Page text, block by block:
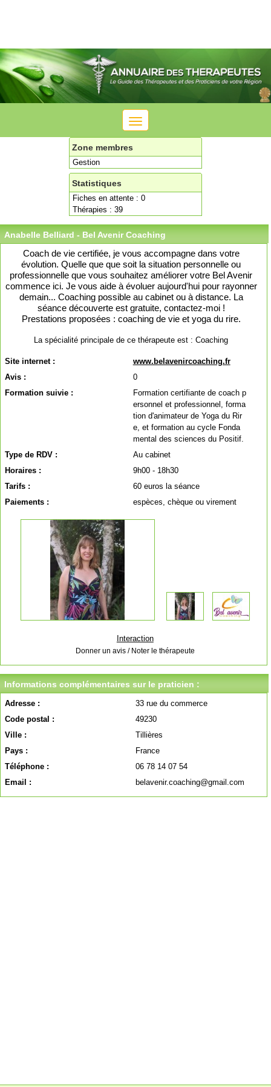
Toggle
navigation
Zone membres
Gestion
Statistiques
Fiches en attente : 0
Thérapies : 39
Anabelle Belliard - Bel Avenir Coaching
Coach de vie certifiée, je vous accompagne dans votre
évolution. Quelle que que soit la situation personnelle ou
professionnelle que vous souhaitez améliorer votre Bel Avenir
commence ici. Je vous aide à évoluer aujourd'hui pour rayonner
demain... Coaching possible au cabinet ou à distance. La
séance découverte est gratuite, contactez-moi !
Prestations proposées : coaching de vie et yoga du rire.
La spécialité principale de ce thérapeute est :Coaching
Site internet :
www.belavenircoaching.fr
Avis :
0
Formation suivie :
Formation certifiante de coach p
ersonnel et professionnel, forma
tion d'animateur de Yoga du Rir
e, et formation au cycle Fonda
mental des sciences du Positif.
Type de RDV :
Au cabinet
Horaires :
9h00 - 18h30
Tarifs :
60 euros la séance
Paiements :
espèces, chèque ou virement
Interaction
Donner un avis / Noter le thérapeute
Informations complémentaires sur le praticien :
Adresse :
33 rue du commerce
Code postal :
49230
Ville :
Tillières
Pays :
France
Téléphone :
06 78 14 07 54
Email :
belavenir.coaching@gmail.com